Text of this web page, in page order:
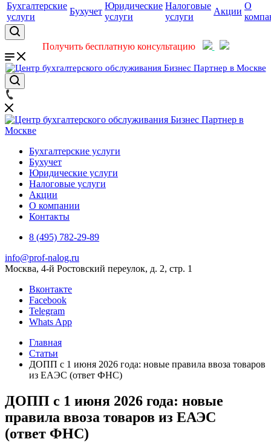
Бухгалтерские
услуги
Бухучет
Юридические
услуги
Налоговые
услуги
Акции
О
Получить бесплатную консультацию
Бухгалтерские услуги
Бухучет
Юридические услуги
Налоговые услуги
Акции
О компании
Контакты
8 (495) 782-29-89
info@prof-nalog.ru
Москва, 4-й Ростовский переулок, д. 2, стр. 1
Вконтакте
Facebook
Telegram
Whats App
Главная
Статьи
ДОПП с 1 июня 2026 года: новые правила ввоза товаров
из ЕАЭС (ответ ФНС)
ДОПП с 1 июня 2026 года: новые
правила ввоза товаров из ЕАЭС
(ответ ФНС)